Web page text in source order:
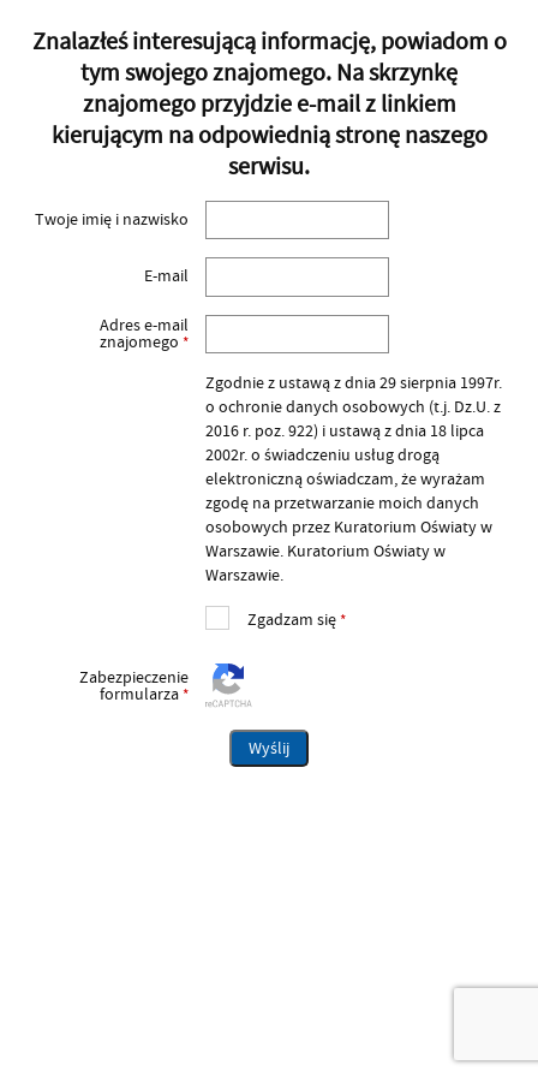
Znalazłeś interesującą informację, powiadom o
tym swojego znajomego. Na skrzynkę
znajomego przyjdzie e-mail z linkiem
kierującym na odpowiednią stronę naszego
serwisu.
Twoje imię i nazwisko
E-mail
Adres e-mail
znajomego *
Zgodnie z ustawą z dnia 29 sierpnia 1997r.
o ochronie danych osobowych (t.j. Dz.U. z
2016 r. poz. 922) i ustawą z dnia 18 lipca
2002r. o świadczeniu usług drogą
elektroniczną oświadczam, że wyrażam
zgodę na przetwarzanie moich danych
osobowych przez Kuratorium Oświaty w
Warszawie. Kuratorium Oświaty w
Warszawie.
Zgadzam się*
Zabezpieczenie
formularza*